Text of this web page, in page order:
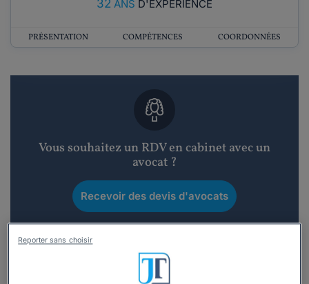
32 ANS D'EXPÉRIENCE
PRÉSENTATION COMPÉTENCES COORDONNÉES
Vous souhaitez un RDV en cabinet avec un
avocat ?
Recevoir des devis d'avocats
Reporter sans choisir